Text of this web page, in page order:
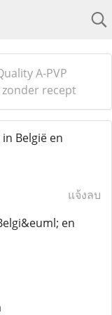
A-PVP
zonder recept
België en
แจ้งลบ
en